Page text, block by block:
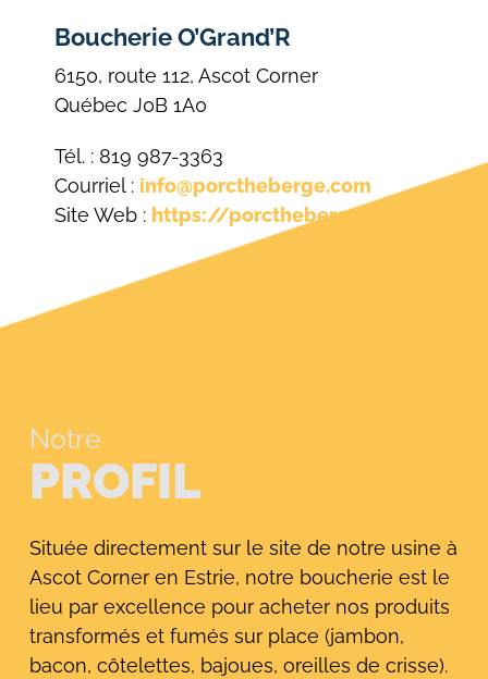
Boucherie O’Grand’R
6150, route 112, Ascot Corner
Québec J0B 1A0
Tél. : 819 987-3363
Courriel : info@porctheberge.com
Site Web : https://porctheberge.com/
Notre
PROFIL
Située directement sur le site de notre usine à
Ascot Corner en Estrie, notre boucherie est le
lieu par excellence pour acheter nos produits
transformés et fumés sur place (jambon,
bacon, côtelettes, bajoues, oreilles de crisse).